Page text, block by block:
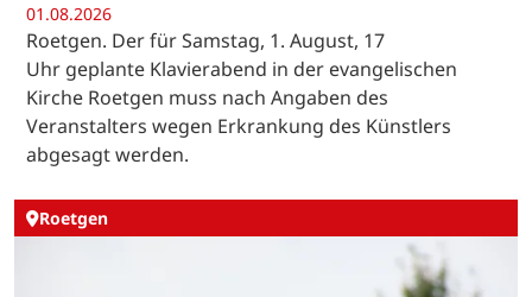
01.08.2026
Roetgen. Der für Samstag, 1. August, 17
Uhr geplante Klavierabend in der evangelischen
Kirche Roetgen muss nach Angaben des
Veranstalters wegen Erkrankung des Künstlers
abgesagt werden.
Roetgen